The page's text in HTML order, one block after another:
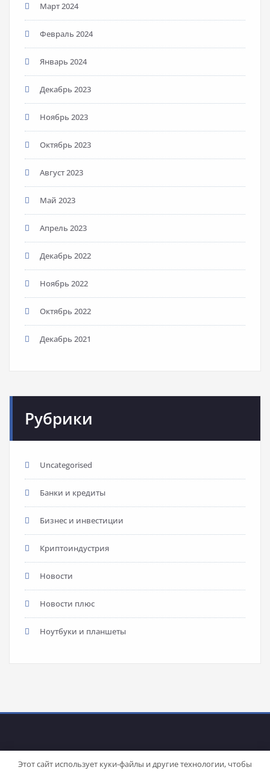
Март 2024
Февраль 2024
Январь 2024
Декабрь 2023
Ноябрь 2023
Октябрь 2023
Август 2023
Май 2023
Апрель 2023
Декабрь 2022
Ноябрь 2022
Октябрь 2022
Декабрь 2021
Рубрики
Uncategorised
Банки и кредиты
Бизнес и инвестиции
Криптоиндустрия
Новости
Новости плюс
Ноутбуки и планшеты
Этот сайт использует куки-файлы и другие технологии, чтобы